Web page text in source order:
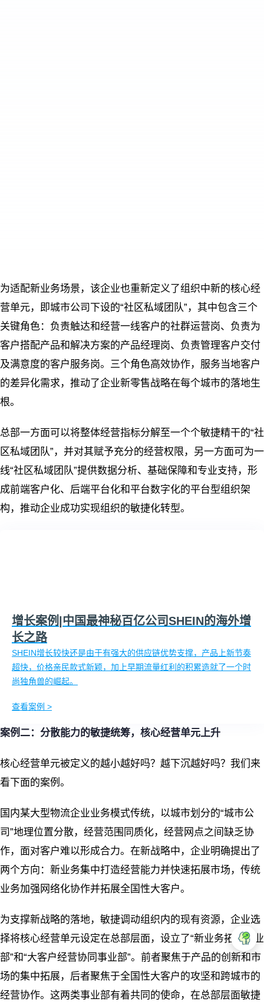
为适配新业务场景，该企业也重新定义了组织中新的核心经
营单元，即城市公司下设的“社区私域团队”，其中包含三个
关键角色：负责触达和经营一线客户的社群运营岗、负责为
客户搭配产品和解决方案的产品经理岗、负责管理客户交付
及满意度的客户服务岗。三个角色高效协作，服务当地客户
的差异化需求，推动了企业新零售战略在每个城市的落地生
根。
总部一方面可以将整体经营指标分解至一个个敏捷精干的“社
区私域团队”，并对其赋予充分的经营权限，另一方面可为一
线“社区私域团队”提供数据分析、基础保障和专业支持，形
成前端客户化、后端平台化和平台数字化的平台型组织架
构，推动企业成功实现组织的敏捷化转型。
增长案例|中国最神秘百亿公司SHEIN的海外增
长之路
SHEIN增长较快还是由于有强大的供应链优势支撑，产品上新节奏
超快，价格亲民款式新颖，加上早期流量红利的积累造就了一个时
尚独角兽的崛起。
查看案例 >
案例二：分散能力的敏捷统筹，核心经营单元上升
核心经营单元被定义的越小越好吗？越下沉越好吗？我们来
看下面的案例。
国内某大型物流企业业务模式传统，以城市划分的“城市公
司”地理位置分散，经营范围同质化，经营网点之间缺乏协
作，面对客户难以形成合力。在新战略中，企业明确提出了
两个方向：新业务集中打造经营能力并快速拓展市场，传统
业务加强网络化协作并拓展全国性大客户。
为支撑新战略的落地，敏捷调动组织内的现有资源，企业选
择将核心经营单元设定在总部层面，设立了“新业务拓展事业
部”和“大客户经营协同事业部”。前者聚焦于产品的创新和市
场的集中拓展，后者聚焦于全国性大客户的攻坚和跨城市的
经营协作。这两类事业部有着共同的使命，在总部层面敏捷